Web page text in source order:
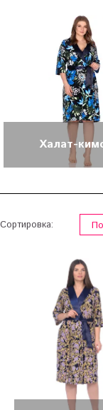
Халат-
Сортировка: